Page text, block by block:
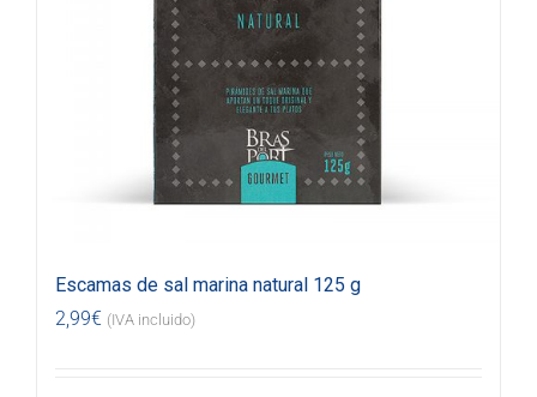
Escamas de sal marina natural 125 g
2,99€ (IVA incluido)